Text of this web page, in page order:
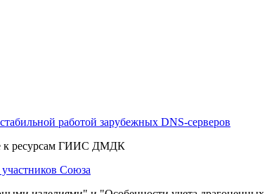
работой зарубежных DNS-серверов
к ресурсам ГИИС ДМДК
Союза